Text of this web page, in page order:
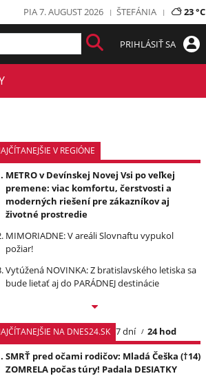
PIA 7. AUGUST 2026 ŠTEFÁNIA 23 °C
PRIHLÁSIŤ SA
V REGIÓNE
METRO v Devínskej Novej Vsi po veľkej
premene: viac komfortu, čerstvosti a
moderných riešení pre zákazníkov aj
životné prostredie
MIMORIADNE: V areáli Slovnaftu vypukol
požiar!
Vytúžená NOVINKA: Z bratislavského letiska sa
bude lietať aj do PARÁDNEJ destinácie
NA DNES24.SK 7 dní
24 hod
SMRŤ pred očami rodičov: Mladá Češka (†14)
ZOMRELA počas túry! Padala DESIATKY